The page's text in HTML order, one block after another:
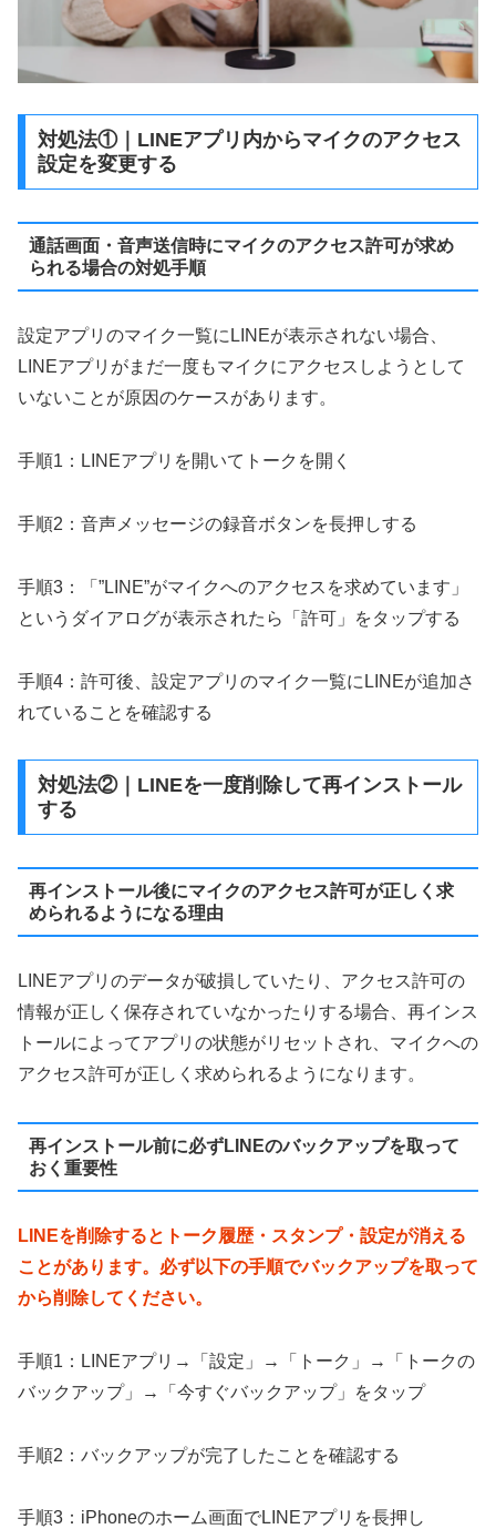
対処法①｜LINEアプリ内からマイクのアクセス
設定を変更する
通話画面・音声送信時にマイクのアクセス許可が求め
られる場合の対処手順
設定アプリのマイク一覧にLINEが表示されない場合、
LINEアプリがまだ一度もマイクにアクセスしようとして
いないことが原因のケースがあります。
手順1：LINEアプリを開いてトークを開く
手順2：音声メッセージの録音ボタンを長押しする
手順3：「”LINE”がマイクへのアクセスを求めています」
というダイアログが表示されたら「許可」をタップする
手順4：許可後、設定アプリのマイク一覧にLINEが追加さ
れていることを確認する
対処法②｜LINEを一度削除して再インストール
する
再インストール後にマイクのアクセス許可が正しく求
められるようになる理由
LINEアプリのデータが破損していたり、アクセス許可の
情報が正しく保存されていなかったりする場合、再インス
トールによってアプリの状態がリセットされ、マイクへの
アクセス許可が正しく求められるようになります。
再インストール前に必ずLINEのバックアップを取って
おく重要性
LINEを削除するとトーク履歴・スタンプ・設定が消える
ことがあります。必ず以下の手順でバックアップを取って
から削除してください。
手順1：LINEアプリ→「設定」→「トーク」→「トークの
バックアップ」→「今すぐバックアップ」をタップ
手順2：バックアップが完了したことを確認する
手順3：iPhoneのホーム画面でLINEアプリを長押し